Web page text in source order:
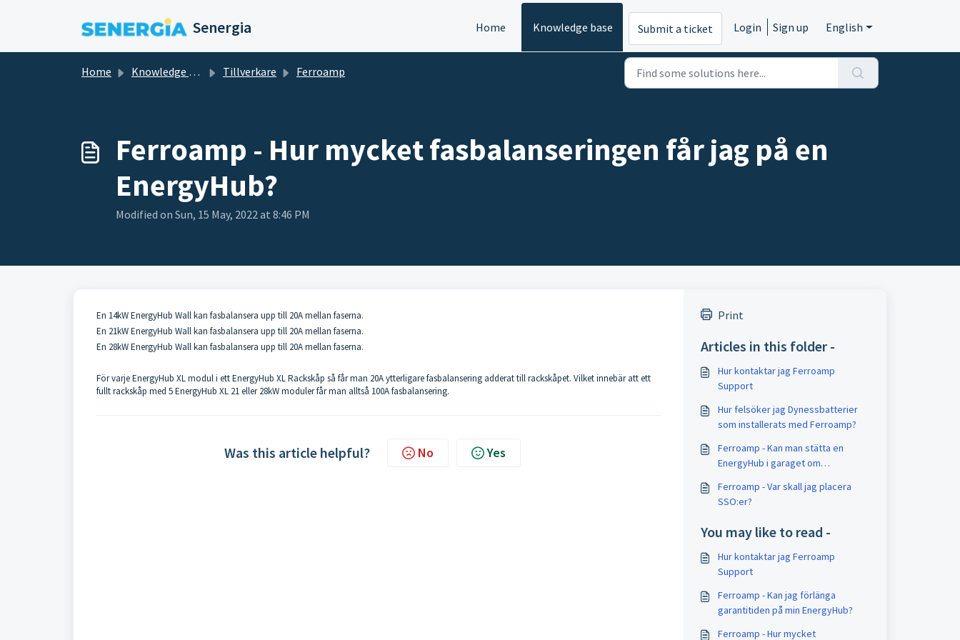
Senergia Home Knowledge base Submit a ticket Login Sign up English
Home Knowledge base Tillverkare Ferroamp
Ferroamp - Hur mycket fasbalanseringen får jag på en
EnergyHub?
Modified on Sun, 15 May, 2022 at 8:46 PM
En 14kW EnergyHub Wall kan fasbalansera upp till 20A mellan faserna.
En 21kW EnergyHub Wall kan fasbalansera upp till 20A mellan faserna.
En 28kW EnergyHub Wall kan fasbalansera upp till 20A mellan faserna.
För varje EnergyHub XL modul i ett EnergyHub XL Rackskåp så får man 20A ytterligare fasbalansering adderat till rackskåpet. Vilket innebär att ett
fullt rackskåp med 5 EnergyHub XL 21 eller 28kW moduler får man alltså 100A fasbalansering.
Was this article helpful? No Yes
Print
Articles in this folder -
Hur kontaktar jag Ferroamp
Support
Hur felsöker jag Dynessbatterier
som installerats med Ferroamp?
Ferroamp - Kan man stätta en
EnergyHub i garaget om
Ferroamp - Var skall jag placera
SSO:er?
You may like to read -
Hur kontaktar jag Ferroamp
Support
Ferroamp - Kan jag förlänga
garantitiden på min EnergyHub?
Ferroamp - Hur mycket